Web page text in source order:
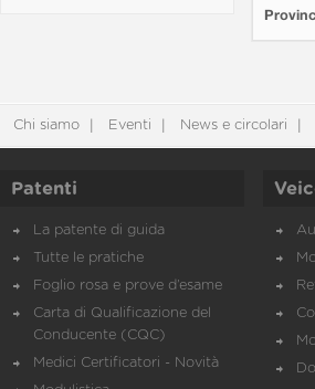
Chi siamo Eventi News e circolari
Patenti
La patente di guida
Tutte le pratiche
Foglio rosa e prove d’esame
Carta di Qualificazione del
Conducente (CQC)
Medici Certificatori - Novità